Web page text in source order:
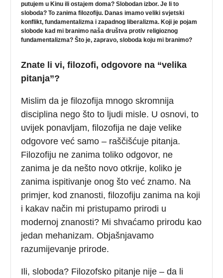
putujem u Kinu ili ostajem doma? Slobodan izbor. Je li to
sloboda? To zanima filozofiju. Danas imamo veliki svjetski
konflikt, fundamentalizma i zapadnog liberalizma. Koji je pojam
slobode kad mi branimo naša društva protiv religioznog
fundamentalizma? Što je, zapravo, sloboda koju mi branimo?
Znate li vi, filozofi, odgovore na “velika
pitanja”?
Mislim da je filozofija mnogo skromnija
disciplina nego što to ljudi misle. U osnovi, to
uvijek ponavljam, filozofija ne daje velike
odgovore već samo – raščišćuje pitanja.
Filozofiju ne zanima toliko odgovor, ne
zanima je da nešto novo otkrije, koliko je
zanima ispitivanje onog što već znamo. Na
primjer, kod znanosti, filozofiju zanima na koji
i kakav način mi pristupamo prirodi u
modernoj znanosti? Mi shvaćamo prirodu kao
jedan mehanizam. Objašnjavamo
razumijevanje prirode.
Ili, sloboda? Filozofsko pitanje nije – da li